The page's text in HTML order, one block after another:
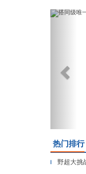
Previous
热门排行
▎ 野超大挑